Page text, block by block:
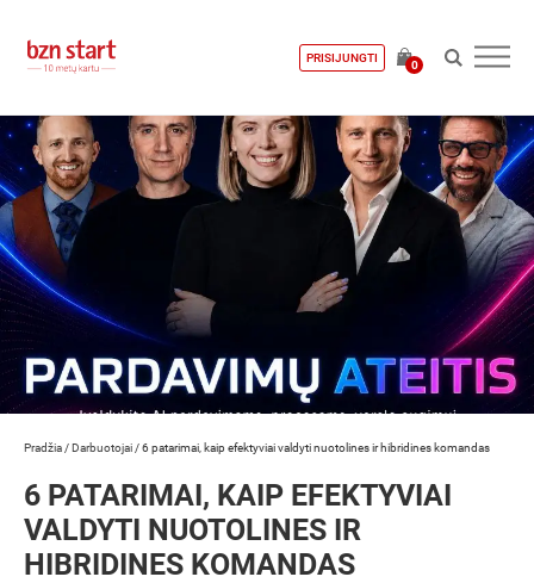
PRISIJUNGTI
0
Pradžia /Darbuotojai /6 patarimai, kaip efektyviai valdyti nuotolines ir hibridines komandas
6 PATARIMAI, KAIP EFEKTYVIAI
VALDYTI NUOTOLINES IR
HIBRIDINES KOMANDAS